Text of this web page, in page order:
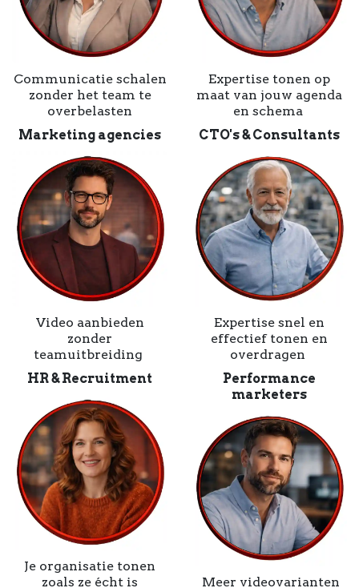
Communicatie schalen
zonder het team te
overbelasten
Expertise tonen op
maat van jouw agenda
en schema
Marketing agencies
Video aanbieden
zonder
teamuitbreiding
CTO's & Consultants
Expertise snel en
effectief tonen en
overdragen
HR & Recruitment
Je organisatie tonen
zoals ze écht is
Performance
marketers
Meer videovarianten